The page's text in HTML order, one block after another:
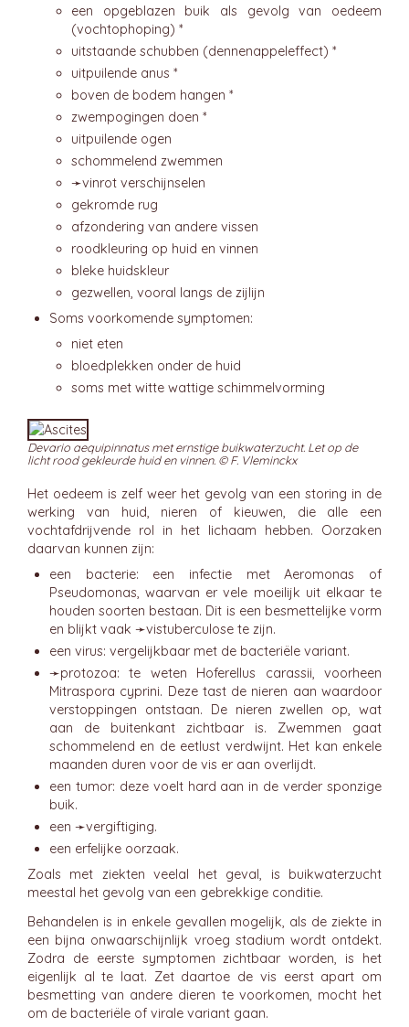
een opgeblazen buik als gevolg van oedeem
(vochtophoping) *
uitstaande schubben (dennenappeleffect) *
uitpuilende anus *
boven de bodem hangen *
zwempogingen doen *
uitpuilende ogen
schommelend zwemmen
➛vinrot verschijnselen
gekromde rug
afzondering van andere vissen
roodkleuring op huid en vinnen
bleke huidskleur
gezwellen, vooral langs de zijlijn
Soms voorkomende symptomen:
niet eten
bloedplekken onder de huid
soms met witte wattige schimmelvorming
Devario aequipinnatus met ernstige buikwaterzucht. Let op de
licht rood gekleurde huid en vinnen. © F. Vleminckx
Het oedeem is zelf weer het gevolg van een storing in de
werking van huid, nieren of kieuwen, die alle een
vochtafdrijvende rol in het lichaam hebben. Oorzaken
daarvan kunnen zijn:
een bacterie: een infectie met Aeromonas of
Pseudomonas, waarvan er vele moeilijk uit elkaar te
houden soorten bestaan. Dit is een besmettelijke vorm
en blijkt vaak ➛vistuberculose te zijn.
een virus: vergelijkbaar met de bacteriële variant.
➛protozoa: te weten Hoferellus carassii, voorheen
Mitraspora cyprini. Deze tast de nieren aan waardoor
verstoppingen ontstaan. De nieren zwellen op, wat
aan de buitenkant zichtbaar is. Zwemmen gaat
schommelend en de eetlust verdwijnt. Het kan enkele
maanden duren voor de vis er aan overlijdt.
een tumor: deze voelt hard aan in de verder sponzige
buik.
een ➛vergiftiging.
een erfelijke oorzaak.
Zoals met ziekten veelal het geval, is buikwaterzucht
meestal het gevolg van een gebrekkige conditie.
Behandelen is in enkele gevallen mogelijk, als de ziekte in
een bijna onwaarschijnlijk vroeg stadium wordt ontdekt.
Zodra de eerste symptomen zichtbaar worden, is het
eigenlijk al te laat. Zet daartoe de vis eerst apart om
besmetting van andere dieren te voorkomen, mocht het
om de bacteriële of virale variant gaan.